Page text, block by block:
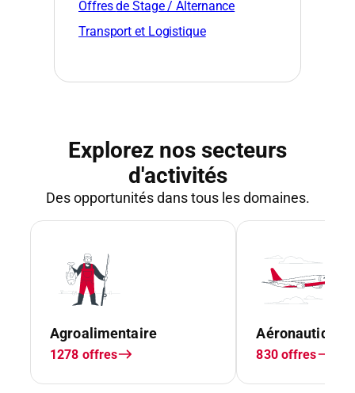
Offresde Stage / Alternance
Transport et Logistique